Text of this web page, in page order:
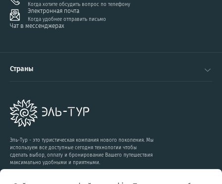
Когда хотите обсудить вопрос по телефону
Электронная почта
Когда удобнее отправить письмо
Чат в мессенджерах
Эль-Тур - это туристическая компания нового поколения. Мы
используем все доступные сегодня технологии чтобы
сделать выбор, оплату и бронирование Вашего путешествия
максимально удобными и приятными.
Страны